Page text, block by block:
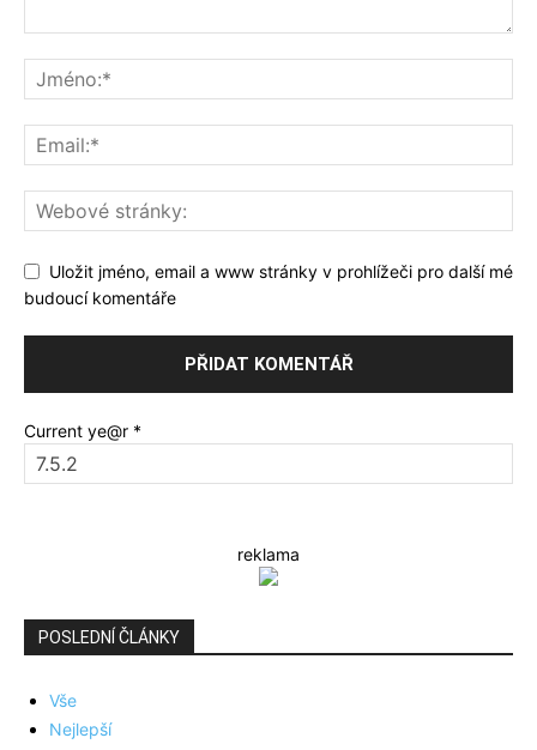
Uložit jméno, email a www stránky v prohlížeči pro další mé
budoucí komentáře
Current ye@r *
reklama
POSLEDNÍ ČLÁNKY
Vše
Nejlepší